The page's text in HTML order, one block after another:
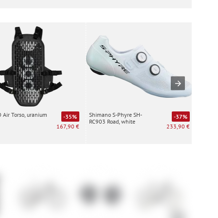
Air Torso, uranium
-35%
167,90 €
Shimano S-Phyre SH-
RC903 Road, white
-37%
233,90 €